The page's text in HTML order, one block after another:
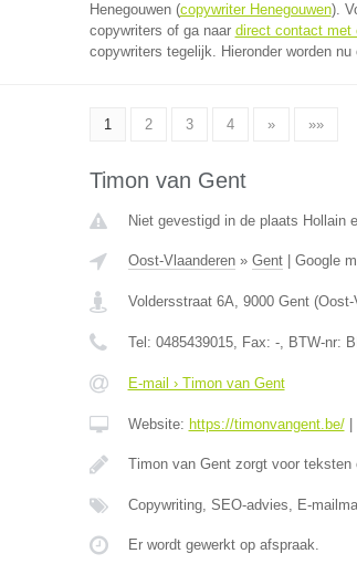
Henegouwen (copywriter Henegouwen).
copywriters of ga naar direct contact met
copywriters tegelijk. Hieronder worden
1 2 3 4 » »»
Timon van Gent
Niet gevestigd in de plaats Hollain
Oost-Vlaanderen» Gent| Google
Voldersstraat 6A, 9000 Gent(Oost-
Tel: 0485439015, Fax: -, BTW-nr:
E-mail › Timon van Gent
Website: https://timonvangent.be/|
Timon van Gent zorgt voor
Copywriting, SEO-advies, E-
Er wordt gewerkt op afspraak.